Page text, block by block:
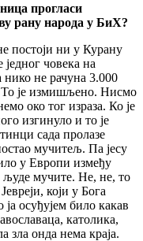
прогласи
рану народа у БиХ?
постоји ни у Курану
човека на
нико не рачуна 3.000
То је измишљено. Нисмо
око тог израза. Ко је
изгинуло и то је
сада пролазе
мучитељ. Па јесу
у Европи између
људе мучите. Не, не, то
који у Бога
ја осуђујем било какав
католика,
зла онда нема краја.